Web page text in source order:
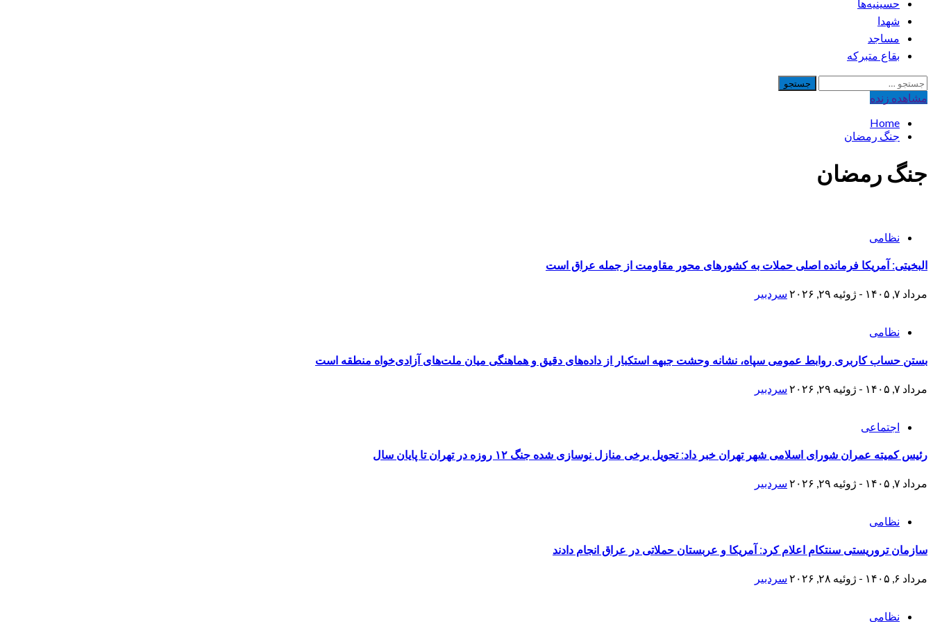
حسینیه‌ها
شهدا
مساجد
بقاع متبرکه
جستجو
برای:
مشاهده‌ زنده
Home
جنگ رمضان
جنگ رمضان
نظامی
البخیتی: آمریکا فرمانده اصلی حملات به کشورهای محور مقاومت از جمله عراق است
مرداد ۷, ۱۴۰۵ - ژوئیه ۲۹, ۲۰۲۶ سردبیر
نظامی
بستن حساب کاربری روابط عمومی سپاه، نشانه‌ وحشت جبهه استکبار از داده‌های دقیق و هماهنگی میان ملت‌های آزادی‌خواه منطقه است
مرداد ۷, ۱۴۰۵ - ژوئیه ۲۹, ۲۰۲۶ سردبیر
اجتماعی
رئیس کمیته عمران شورای اسلامی شهر تهران خبر داد: تحویل برخی منازل نوسازی شده جنگ ۱۲ روزه در تهران تا پایان سال
مرداد ۷, ۱۴۰۵ - ژوئیه ۲۹, ۲۰۲۶ سردبیر
نظامی
سازمان تروریستی سنتکام اعلام کرد: آمریکا و عربستان حملاتی در عراق انجام دادند
مرداد ۶, ۱۴۰۵ - ژوئیه ۲۸, ۲۰۲۶ سردبیر
نظامی